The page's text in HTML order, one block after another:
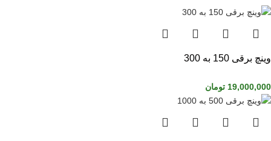
وینچ برقی 150 به 300
19,000,000 تومان